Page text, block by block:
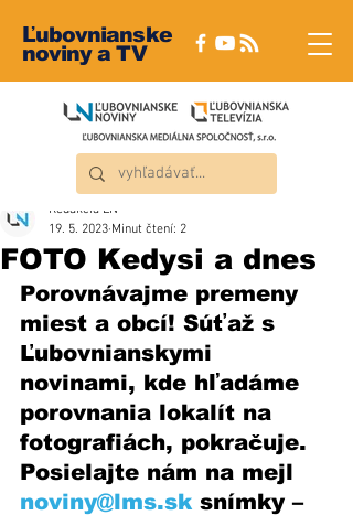
Ľubovnianske
noviny a TV
FOTO Kedysi a dnes
Redakcia ĽN
19. 5. 2023 Minut čtení: 2
Porovnávajme premeny
miest a obcí! Súťaž s
Ľubovnianskymi
novinami, kde hľadáme
porovnania lokalít na
fotografiách, pokračuje.
Posielajte nám na mejl
noviny@lms.sk snímky –